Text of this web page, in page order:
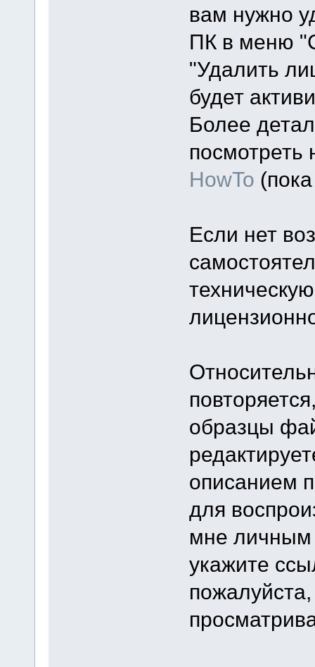
вам нужно
ПК в меню
"Удалить
будет
Более
посмотреть
HowTo
Если нет
образцы
описанием
для
мне
укажите